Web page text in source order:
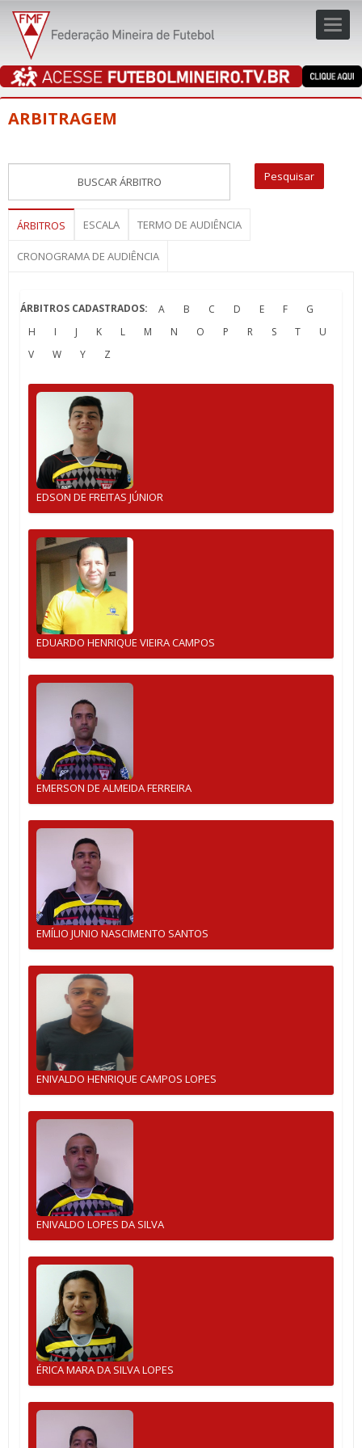
ARBITRAGEM
ÁRBITROS ESCALA TERMO DE AUDIÊNCIA
CRONOGRAMA DE AUDIÊNCIA
ÁRBITROS CADASTRADOS: A B C D E F
G
H
I J K L M N O P R S T
U
V
W Y Z
EDSON DE FREITAS JÚNIOR
EDUARDO HENRIQUE VIEIRA CAMPOS
EMERSON DE ALMEIDA FERREIRA
EMÍLIO JUNIO NASCIMENTO SANTOS
ENIVALDO HENRIQUE CAMPOS LOPES
ENIVALDO LOPES DA SILVA
ÉRICA MARA DA SILVA LOPES